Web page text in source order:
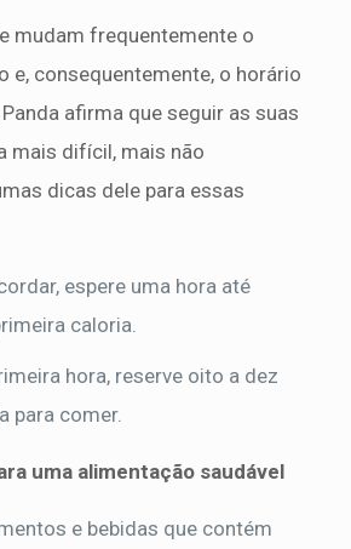
mudam frequentemente o
e, consequentemente, o horário
afirma que seguir as suas
mais difícil, mais não
dicas dele para essas
espere uma hora até
caloria.
hora, reserve oito a dez
para comer.
uma alimentação saudável
e bebidas que contém